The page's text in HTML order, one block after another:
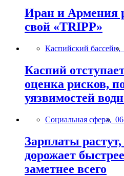
Иран и Армения
свой «TRIPP»
Каспийский бассейн,
Каспий
оценка рисков,
уязвимостей
Социальная сфера,
Зарплаты
дорожает
заметнее всего